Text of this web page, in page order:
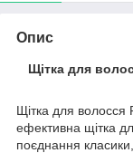
Опис
Щітка для
Щітка для
ефективна щітка
поєднання